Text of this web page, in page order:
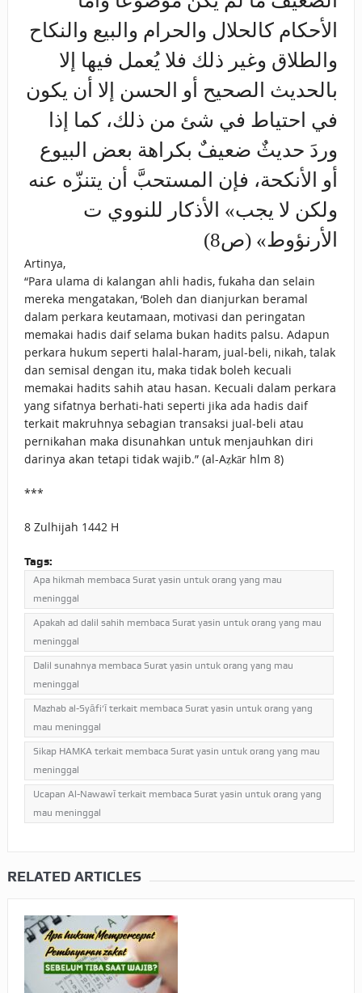
الأحكام كالحلال والحرام والبيع والنكاح
والطلاق وغير ذلك فلا يُعمل فيها إلا
بالحديث الصحيح أو الحسن إلا أن يكون
في احتياط في شئ من ذلك، كما إذا
وردَ حديثٌ ضعيفٌ بكراهة بعض البيوع
أو الأنكحة، فإن المستحبَّ أن يتنزّه عنه
ولكن لا يجب» الأذكار للنووي ت
الأرنؤوط» (ص8)
Artinya,
“Para ulama di kalangan ahli hadis, fukaha dan selain
mereka mengatakan, ‘Boleh dan dianjurkan beramal
dalam perkara keutamaan, motivasi dan peringatan
memakai hadis daif selama bukan hadits palsu. Adapun
perkara hukum seperti halal-haram, jual-beli, nikah, talak
dan semisal dengan itu, maka tidak boleh kecuali
memakai hadits sahih atau hasan. Kecuali dalam perkara
yang sifatnya berhati-hati seperti jika ada hadis daif
terkait makruhnya sebagian transaksi jual-beli atau
pernikahan maka disunahkan untuk menjauhkan diri
darinya akan tetapi tidak wajib.” (al-Aẓkār hlm 8)
***
8 Zulhijah 1442 H
Tags:
Apa hikmah membaca Surat yasin untuk orang yang mau
meninggal
Apakah ad dalil sahih membaca Surat yasin untuk orang yang mau
meninggal
Dalil sunahnya membaca Surat yasin untuk orang yang mau
meninggal
Mazhab al-Syāfi‘ī terkait membaca Surat yasin untuk orang yang
mau meninggal
Sikap HAMKA terkait membaca Surat yasin untuk orang yang mau
meninggal
Ucapan Al-Nawawī terkait membaca Surat yasin untuk orang yang
mau meninggal
RELATED ARTICLES